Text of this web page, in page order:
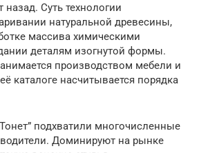
назад. Суть технологии
натуральной древесины,
массива химическими
деталям изогнутой формы.
производством мебели и
каталоге насчитывается порядка
подхватили многочисленные
Доминируют на рынке